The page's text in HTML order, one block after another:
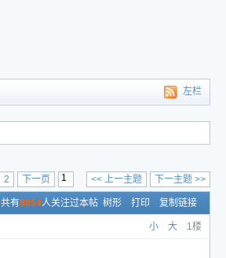
左栏
下一主题 >>
<< 上一主题
2 下一页
共有8854人关注过本帖 树形 打印 复制链接
小 大 1楼